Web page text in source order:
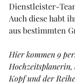
Dienstleister-
Auch diese habt
aus bestimmten
Hier kommen 9
Kopf und der